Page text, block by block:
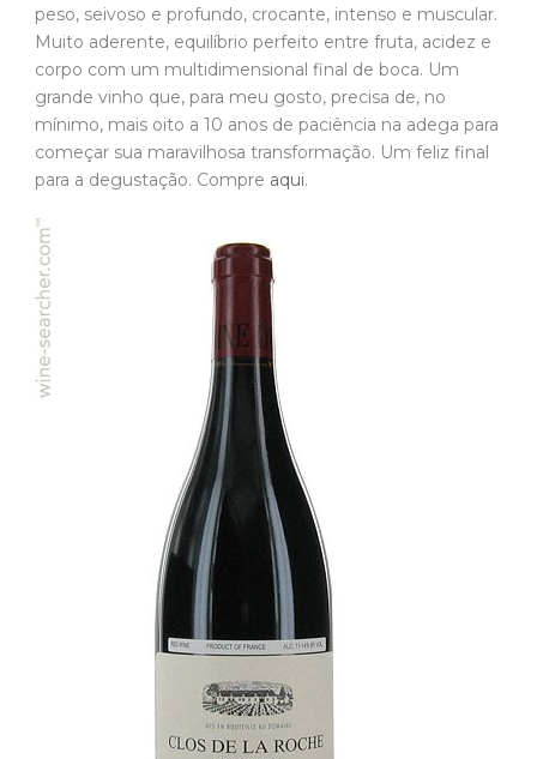
peso, seivoso e profundo, crocante, intenso e muscular.
Muito aderente, equilíbrio perfeito entre fruta, acidez e
corpo com um multidimensional final de boca. Um
grande vinho que, para meu gosto, precisa de, no
mínimo, mais oito a 10 anos de paciência na adega para
começar sua maravilhosa transformação. Um feliz final
para a degustação. Compre aqui.